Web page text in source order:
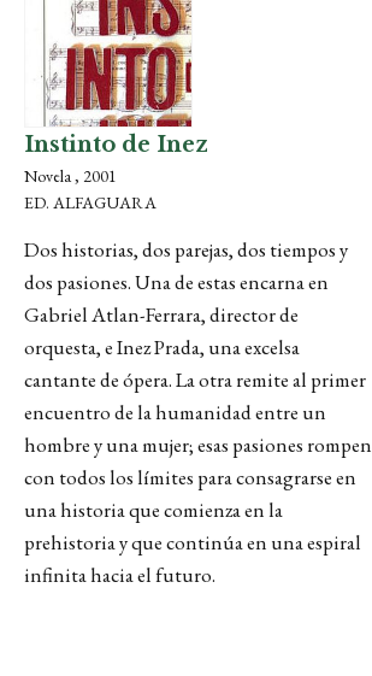
Instinto de Inez
Novela , 2001
ED. ALFAGUARA
Dos historias, dos parejas, dos tiempos y
dos pasiones. Una de estas encarna en
Gabriel Atlan-Ferrara, director de
orquesta, e Inez Prada, una excelsa
cantante de ópera. La otra remite al primer
encuentro de la humanidad entre un
hombre y una mujer; esas pasiones rompen
con todos los límites para consagrarse en
una historia que comienza en la
prehistoria y que continúa en una espiral
infinita hacia el futuro.